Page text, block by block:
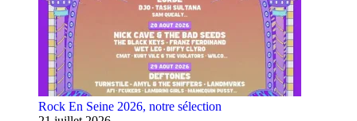
Rock En Seine 2026, notre sélection